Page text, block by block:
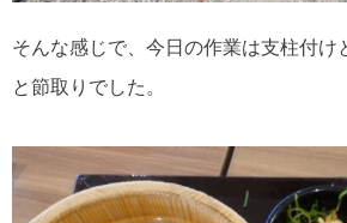
そんな感じで、今日の作業は支柱付け
と節取りでした。